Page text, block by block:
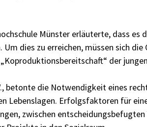
Münster erläuterte, dass
Um dies zu erreichen, müssen sich
der
betonte die Notwendigkeit eines
Lebenslagen. Erfolgsfaktoren für
zwischen